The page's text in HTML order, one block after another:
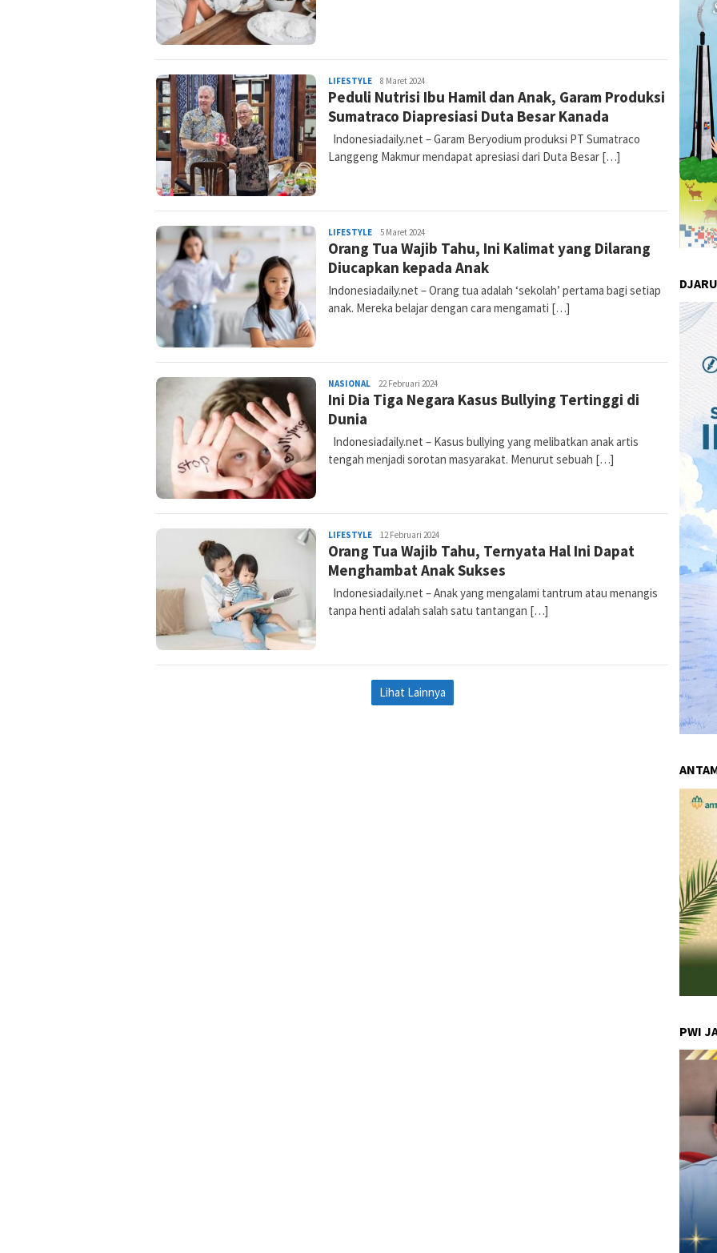
LIFESTYLE Nur
Komalasari
8 Maret 2024
Peduli Nutrisi Ibu Hamil dan Anak, Garam Produksi
Sumatraco Diapresiasi Duta Besar Kanada
Indonesiadaily.net – Garam Beryodium produksi PT Sumatraco
Langgeng Makmur mendapat apresiasi dari Duta Besar […]
LIFESTYLE Nur
Komalasari
5 Maret 2024
Orang Tua Wajib Tahu, Ini Kalimat yang Dilarang
Diucapkan kepada Anak
Indonesiadaily.net – Orang tua adalah ‘sekolah’ pertama bagi setiap
anak. Mereka belajar dengan cara mengamati […]
NASIONAL Nur
Komalasari
22 Februari 2024
Ini Dia Tiga Negara Kasus Bullying Tertinggi di
Dunia
Indonesiadaily.net – Kasus bullying yang melibatkan anak artis
tengah menjadi sorotan masyarakat. Menurut sebuah […]
LIFESTYLE Nur
Komalasari
12 Februari 2024
Orang Tua Wajib Tahu, Ternyata Hal Ini Dapat
Menghambat Anak Sukses
Indonesiadaily.net – Anak yang mengalami tantrum atau menangis
tanpa henti adalah salah satu tantangan […]
Lihat Lainnya
PWI